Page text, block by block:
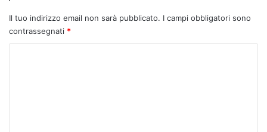
Il tuo indirizzo email non sarà pubblicato. I campi obbligatori sono
contrassegnati *